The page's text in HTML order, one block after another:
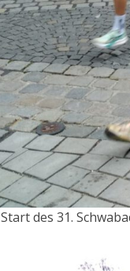
Start des 31.